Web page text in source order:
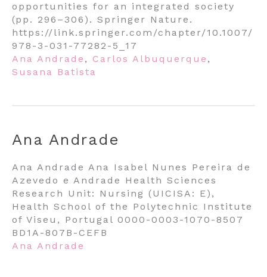
opportunities for an integrated society
(pp. 296–306). Springer Nature.
https://link.springer.com/chapter/10.1007/
978-3-031-77282-5_17
Ana Andrade , Carlos Albuquerque ,
Susana Batista
Ana Andrade
Ana Andrade Ana Isabel Nunes Pereira de
Azevedo e Andrade Health Sciences
Research Unit: Nursing (UICISA: E),
Health School of the Polytechnic Institute
of Viseu, Portugal 0000-0003-1070-8507
BD1A-807B-CEFB
Ana Andrade